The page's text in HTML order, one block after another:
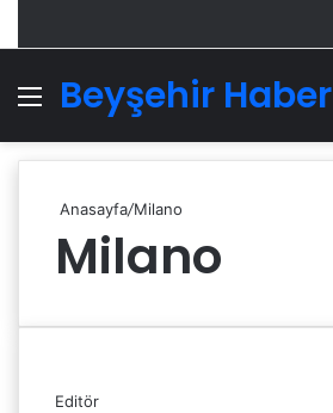
Menü
Beyşehir Haber
Anasayfa/Milano
Milano
Editör